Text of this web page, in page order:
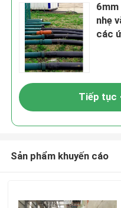
nhẹ
các
Tiếp tục
Sản phẩm khuyến cáo